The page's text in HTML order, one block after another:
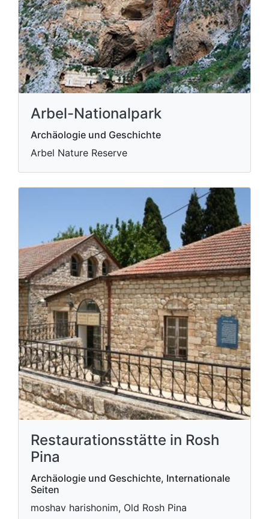
Arbel-Nationalpark
Archäologie und Geschichte
Arbel Nature Reserve
Restaurationsstätte in Rosh
Pina
Archäologie und Geschichte, Internationale
Seiten
moshav harishonim, Old Rosh Pina